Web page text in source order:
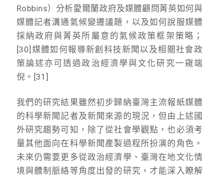
Robbins）分析愛爾蘭政府及媒體顧問菁英如何與
媒體記者溝通氣候變遷議題，以及如何說服媒體
採納政府與菁英所屬意的氣候政策框架策略；
[30]媒體如何報導新創科技新聞以及相關社會政
策論述亦可透過政治經濟學與文化研究一窺端
倪。[31]
我們的研究結果雖然初步歸納臺灣主流報紙媒體
的科學新聞記者及新聞來源的現況，但由上述國
外研究趨勢可知，除了從社會學觀點，也必須考
量其他面向在科學新聞產製過程所扮演的角色。
未來仍需要更多從政治經濟學、臺灣在地文化情
境與體制脈絡等角度出發的研究，才能深入瞭解